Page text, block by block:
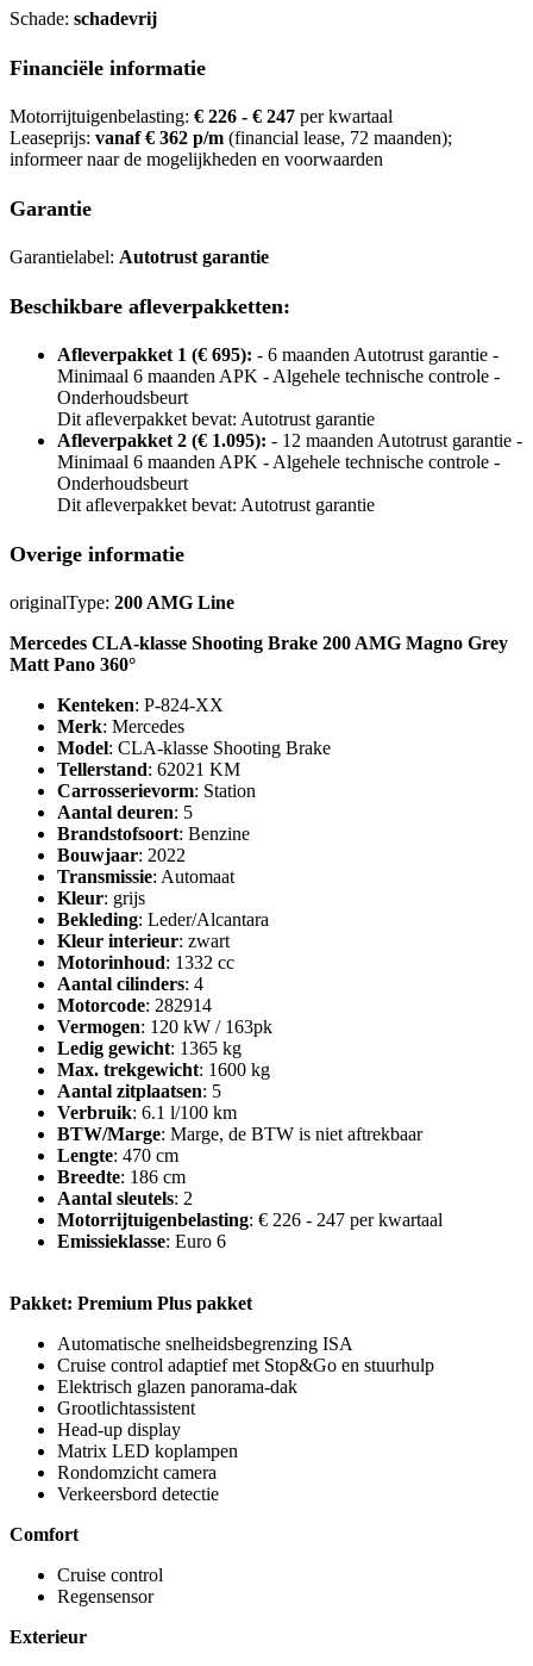
Schade: schadevrij
Financiële informatie
Motorrijtuigenbelasting: € 226 - € 247 per kwartaal
Leaseprijs: vanaf € 362 p/m (financial lease, 72 maanden);
informeer naar de mogelijkheden en voorwaarden
Garantie
Garantielabel: Autotrust garantie
Beschikbare afleverpakketten:
Afleverpakket 1 (€ 695): - 6 maanden Autotrust garantie -
Minimaal 6 maanden APK - Algehele technische controle -
Onderhoudsbeurt
Dit afleverpakket bevat: Autotrust garantie
Afleverpakket 2 (€ 1.095): - 12 maanden Autotrust garantie -
Minimaal 6 maanden APK - Algehele technische controle -
Onderhoudsbeurt
Dit afleverpakket bevat: Autotrust garantie
Overige informatie
originalType: 200 AMG Line
Mercedes CLA-klasse Shooting Brake 200 AMG Magno Grey
Matt Pano 360°
Kenteken: P-824-XX
Merk: Mercedes
Model: CLA-klasse Shooting Brake
Tellerstand: 62021 KM
Carrosserievorm: Station
Aantal deuren: 5
Brandstofsoort: Benzine
Bouwjaar: 2022
Transmissie: Automaat
Kleur: grijs
Bekleding: Leder/Alcantara
Kleur interieur: zwart
Motorinhoud: 1332 cc
Aantal cilinders: 4
Motorcode: 282914
Vermogen: 120 kW / 163pk
Ledig gewicht: 1365 kg
Max. trekgewicht: 1600 kg
Aantal zitplaatsen: 5
Verbruik: 6.1 l/100 km
BTW/Marge: Marge, de BTW is niet aftrekbaar
Lengte: 470 cm
Breedte: 186 cm
Aantal sleutels: 2
Motorrijtuigenbelasting: € 226 - 247 per kwartaal
Emissieklasse: Euro 6
Pakket: Premium Plus pakket
Automatische snelheidsbegrenzing ISA
Cruise control adaptief met Stop&Go en stuurhulp
Elektrisch glazen panorama-dak
Grootlichtassistent
Head-up display
Matrix LED koplampen
Rondomzicht camera
Verkeersbord detectie
Comfort
Cruise control
Regensensor
Exterieur